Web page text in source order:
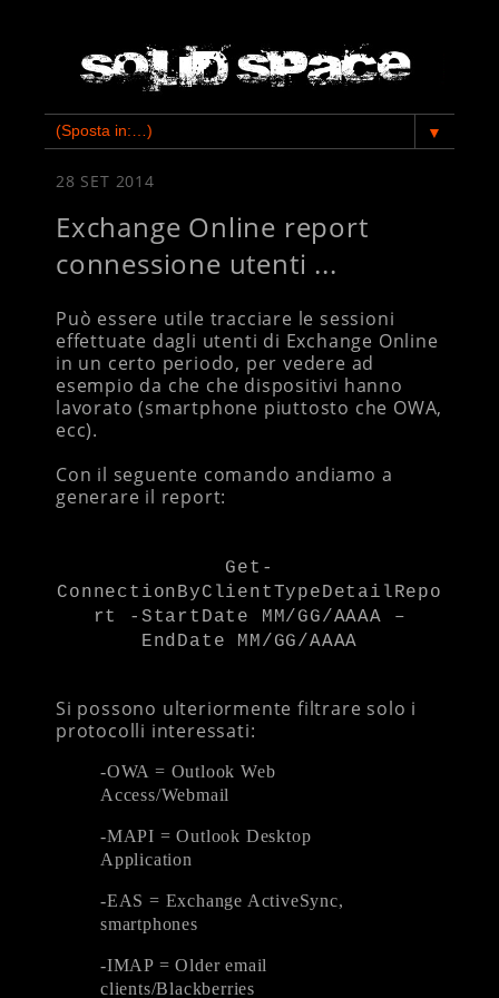
▼
28 SET 2014
Exchange Online report
connessione utenti ...
Può essere utile tracciare le sessioni
effettuate dagli utenti di Exchange Online
in un certo periodo, per vedere ad
esempio da che che dispositivi hanno
lavorato (smartphone piuttosto che OWA,
ecc).
Con il seguente comando andiamo a
generare il report:
Get-
ConnectionByClientTypeDetailRepo
rt -StartDate MM/GG/AAAA –
EndDate MM/GG/AAAA
Si possono ulteriormente filtrare solo i
protocolli interessati:
-OWA = Outlook Web
Access/Webmail
-MAPI = Outlook Desktop
Application
-EAS = Exchange ActiveSync,
smartphones
-IMAP = Older email
clients/Blackberries